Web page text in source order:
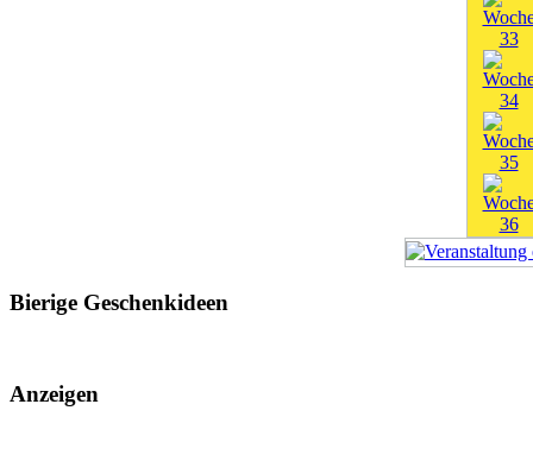
Bierige Geschenkideen
Anzeigen